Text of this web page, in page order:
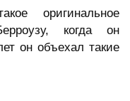
оригинальное
когда он
он объехал такие